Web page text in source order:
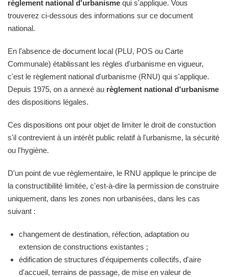
règlement national d'urbanisme qui s'applique. Vous
trouverez ci-dessous des informations sur ce document
national.
En l'absence de document local (PLU, POS ou Carte
Communale) établissant les règles d'urbanisme en vigueur,
c'est le règlement national d'urbanisme (RNU) qui s'applique.
Depuis 1975, on a annexé au règlement national d'urbanisme
des dispositions légales.
Ces dispositions ont pour objet de limiter le droit de constuction
s'il contrevient à un intérêt public relatif à l'urbanisme, la sécurité
ou l'hygiène.
D'un point de vue règlementaire, le RNU applique le principe de
la constructibilité limitée, c'est-à-dire la permission de construire
uniquement, dans les zones non urbanisées, dans les cas
suivant :
changement de destination, réfection, adaptation ou
extension de constructions existantes ;
édification de structures d'équipements collectifs, d'aire
d'accueil, terrains de passage, de mise en valeur de